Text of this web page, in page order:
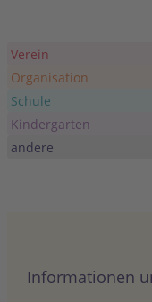
JUNI
21
Ganztägig
Selbitz
Verein
Organisation
Schule
Kindergarten
andere
Informationen